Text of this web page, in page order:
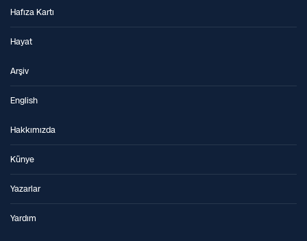
Hafıza Kartı
Hayat
Arşiv
English
Hakkımızda
Künye
Yazarlar
Yardım